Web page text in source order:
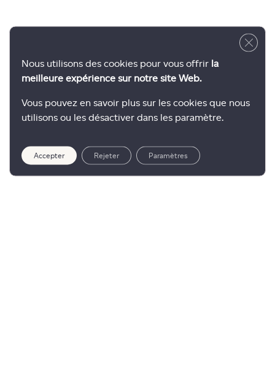
Nous utilisons des cookies pour vous offrir la
meilleure expérience sur notre site Web.
Vous pouvez en savoir plus sur les cookies que nous
utilisons ou les désactiver dans les paramètre.
Accepter Rejeter Paramètres
Close